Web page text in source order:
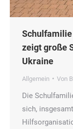
zeigt große
Ukraine
Allgemein Von
Die
sich,